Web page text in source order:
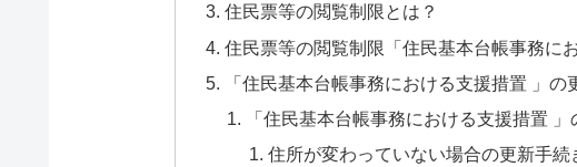
住民票等の閲覧制限とは？
住民票等の閲覧制限「住民基本台帳事務に
「住民基本台帳事務における支援措置 」の
「住民基本台帳事務における支援措置 」
住所が変わっていない場合の更新手続